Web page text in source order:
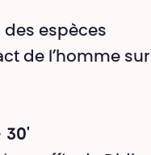
des espèces
de l’homme sur
30'